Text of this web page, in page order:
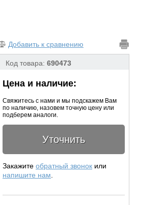
Добавить к сравнению
Код товара: 690473
Цена и наличие:
Свяжитесь с нами и мы подскажем Вам
по наличию, назовем точную цену или
подберем аналоги.
Уточнить
Закажите обратный звонок или
напишите нам.